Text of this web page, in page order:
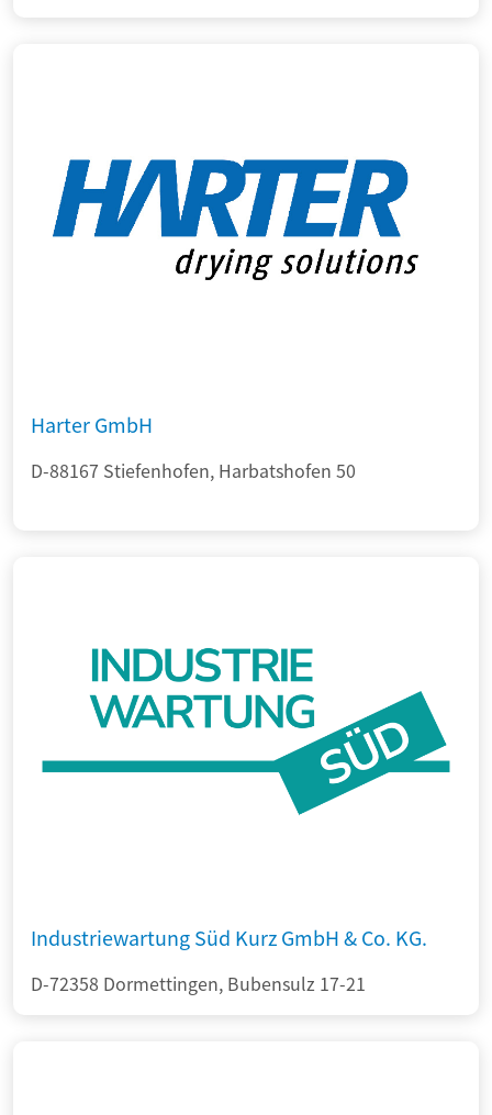
Harter GmbH
D-88167 Stiefenhofen, Harbatshofen 50
Industriewartung Süd Kurz GmbH & Co. KG.
D-72358 Dormettingen, Bubensulz 17-21